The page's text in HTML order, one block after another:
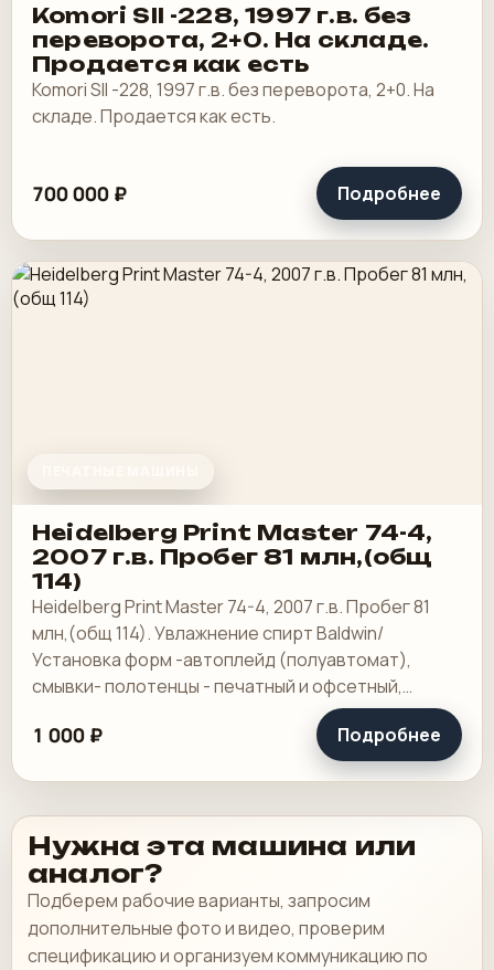
Komori SII -228, 1997 г.в. без
переворота, 2+0. На складе.
Продается как есть
Komori SII -228, 1997 г.в. без переворота, 2+0. На
складе. Продается как есть.
700 000 ₽ Подробнее
Heidelberg Print Master 74-4,
2007 г.в. Пробег 81 млн,(общ
114)
Heidelberg Print Master 74-4, 2007 г.в. Пробег 81
млн,(общ 114). Увлажнение спирт Baldwin/
Установка форм -автоплейд (полуавтомат),
смывки- полотенцы - печатный и офсетный,
выносной пульт ClassicCenter -PM74 - краски и.
1 000 ₽ Подробнее
Нужна эта машина или
аналог?
Подберем рабочие варианты, запросим
дополнительные фото и видео, проверим
спецификацию и организуем коммуникацию по